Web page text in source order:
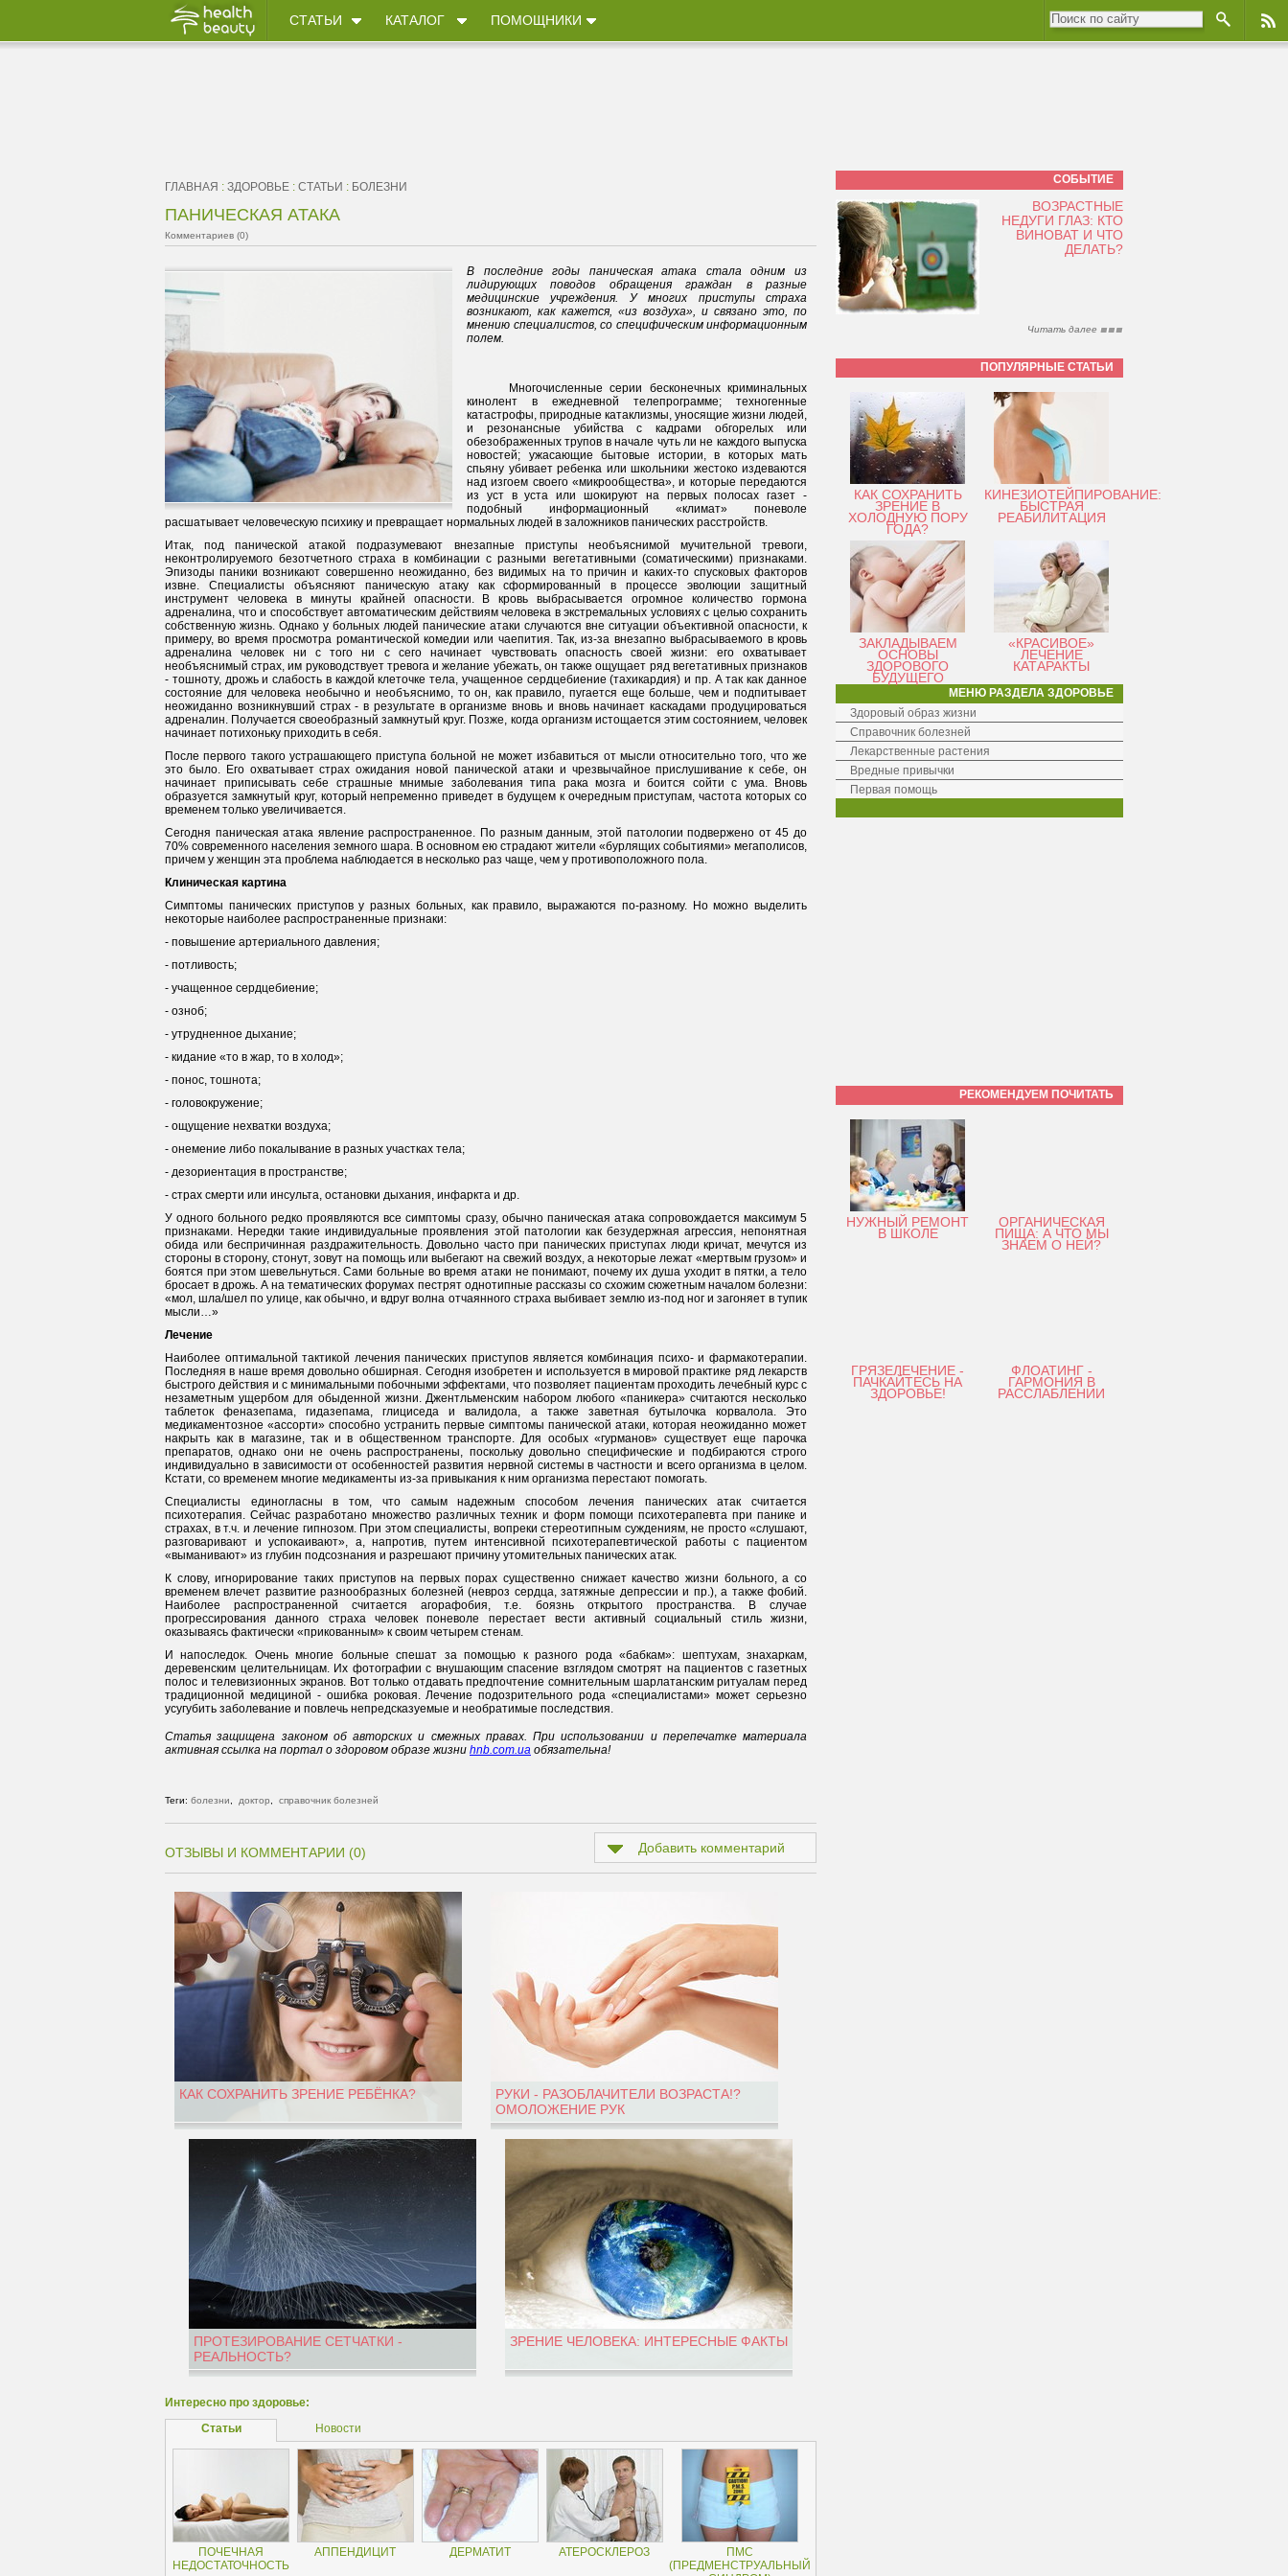
СТАТЬИ КАТАЛОГ ПОМОЩНИКИ
ГЛАВНАЯ : ЗДОРОВЬЕ : СТАТЬИ : БОЛЕЗНИ
ПАНИЧЕСКАЯ АТАКА
Комментариев (0)
В последние годы паническая атака стала одним из
лидирующих поводов обращения граждан в разные
медицинские учреждения. У многих приступы страха
возникают, как кажется, «из воздуха», и связано это, по
мнению специалистов, со специфическим информационным
полем.
Многочисленные серии бесконечных криминальных
кинолент в ежедневной телепрограмме; техногенные
катастрофы, природные катаклизмы, уносящие жизни людей,
и резонансные убийства с кадрами обгорелых или
обезображенных трупов в начале чуть ли не каждого выпуска
новостей; ужасающие бытовые истории, в которых мать
спьяну убивает ребенка или школьники жестоко издеваются
над изгоем своего «микрообщества», и которые передаются
из уст в уста или шокируют на первых полосах газет -
подобный информационный «климат» поневоле
расшатывает человеческую психику и превращает нормальных людей в заложников панических расстройств.
Итак, под панической атакой подразумевают внезапные приступы необъяснимой мучительной тревоги,
неконтролируемого безотчетного страха в комбинации с разными вегетативными (соматическими) признаками.
Эпизоды паники возникают совершенно неожиданно, без видимых на то причин и каких-то спусковых факторов
извне. Специалисты объясняют паническую атаку как сформированный в процессе эволюции защитный
инструмент человека в минуты крайней опасности. В кровь выбрасывается огромное количество гормона
адреналина, что и способствует автоматическим действиям человека в экстремальных условиях с целью сохранить
собственную жизнь. Однако у больных людей панические атаки случаются вне ситуации объективной опасности, к
примеру, во время просмотра романтической комедии или чаепития. Так, из-за внезапно выбрасываемого в кровь
адреналина человек ни с того ни с сего начинает чувствовать опасность своей жизни: его охватывает
необъяснимый страх, им руководствует тревога и желание убежать, он также ощущает ряд вегетативных признаков
- тошноту, дрожь и слабость в каждой клеточке тела, учащенное сердцебиение (тахикардия) и пр. А так как данное
состояние для человека необычно и необъяснимо, то он, как правило, пугается еще больше, чем и подпитывает
неожиданно возникнувший страх - в результате в организме вновь и вновь начинает каскадами продуцироваться
адреналин. Получается своеобразный замкнутый круг. Позже, когда организм истощается этим состоянием, человек
начинает потихоньку приходить в себя.
После первого такого устрашающего приступа больной не может избавиться от мысли относительно того, что же
это было. Его охватывает страх ожидания новой панической атаки и чрезвычайное прислушивание к себе, он
начинает приписывать себе страшные мнимые заболевания типа рака мозга и боится сойти с ума. Вновь
образуется замкнутый круг, который непременно приведет в будущем к очередным приступам, частота которых со
временем только увеличивается.
Сегодня паническая атака явление распространенное. По разным данным, этой патологии подвержено от 45 до
70% современного населения земного шара. В основном ею страдают жители «бурлящих событиями» мегаполисов,
причем у женщин эта проблема наблюдается в несколько раз чаще, чем у противоположного пола.
Клиническая картина
Симптомы панических приступов у разных больных, как правило, выражаются по-разному. Но можно выделить
некоторые наиболее распространенные признаки:
- повышение артериального давления;
- потливость;
- учащенное сердцебиение;
- озноб;
- утрудненное дыхание;
- кидание «то в жар, то в холод»;
- понос, тошнота;
- головокружение;
- ощущение нехватки воздуха;
- онемение либо покалывание в разных участках тела;
- дезориентация в пространстве;
- страх смерти или инсульта, остановки дыхания, инфаркта и др.
У одного больного редко проявляются все симптомы сразу, обычно паническая атака сопровождается максимум 5
признаками. Нередки такие индивидуальные проявления этой патологии как безудержная агрессия, непонятная
обида или беспричинная раздражительность. Довольно часто при панических приступах люди кричат, мечутся из
стороны в сторону, стонут, зовут на помощь или выбегают на свежий воздух, а некоторые лежат «мертвым грузом» и
боятся при этом шевельнуться. Сами больные во время атаки не понимают, почему их душа уходит в пятки, а тело
бросает в дрожь. А на тематических форумах пестрят однотипные рассказы со схожим сюжетным началом болезни:
«мол, шла/шел по улице, как обычно, и вдруг волна отчаянного страха выбивает землю из-под ног и загоняет в тупик
мысли…»
Лечение
Наиболее оптимальной тактикой лечения панических приступов является комбинация психо- и фармакотерапии.
Последняя в наше время довольно обширная. Сегодня изобретен и используется в мировой практике ряд лекарств
быстрого действия и с минимальными побочными эффектами, что позволяет пациентам проходить лечебный курс с
незаметным ущербом для обыденной жизни. Джентльменским набором любого «паникера» считаются несколько
таблеток феназепама, гидазепама, глициседа и валидола, а также заветная бутылочка корвалола. Это
медикаментозное «ассорти» способно устранить первые симптомы панической атаки, которая неожиданно может
накрыть как в магазине, так и в общественном транспорте. Для особых «гурманов» существует еще парочка
препаратов, однако они не очень распространены, поскольку довольно специфические и подбираются строго
индивидуально в зависимости от особенностей развития нервной системы в частности и всего организма в целом.
Кстати, со временем многие медикаменты из-за привыкания к ним организма перестают помогать.
Специалисты единогласны в том, что самым надежным способом лечения панических атак считается
психотерапия. Сейчас разработано множество различных техник и форм помощи психотерапевта при панике и
страхах, в т.ч. и лечение гипнозом. При этом специалисты, вопреки стереотипным суждениям, не просто «слушают,
разговаривают и успокаивают», а, напротив, путем интенсивной психотерапевтической работы с пациентом
«выманивают» из глубин подсознания и разрешают причину утомительных панических атак.
К слову, игнорирование таких приступов на первых порах существенно снижает качество жизни больного, а со
временем влечет развитие разнообразных болезней (невроз сердца, затяжные депрессии и пр.), а также фобий.
Наиболее распространенной считается агорафобия, т.е. боязнь открытого пространства. В случае
прогрессирования данного страха человек поневоле перестает вести активный социальный стиль жизни,
оказываясь фактически «прикованным» к своим четырем стенам.
И напоследок. Очень многие больные спешат за помощью к разного рода «бабкам»: шептухам, знахаркам,
деревенским целительницам. Их фотографии с внушающим спасение взглядом смотрят на пациентов с газетных
полос и телевизионных экранов. Вот только отдавать предпочтение сомнительным шарлатанским ритуалам перед
традиционной медициной - ошибка роковая. Лечение подозрительного рода «специалистами» может серьезно
усугубить заболевание и повлечь непредсказуемые и необратимые последствия.
Статья защищена законом об авторских и смежных правах. При использовании и перепечатке материала
активная ссылка на портал о здоровом образе жизни hnb.com.ua обязательна!
Теги: болезни доктор справочник болезней
ОТЗЫВЫ И КОММЕНТАРИИ (0) Добавить комментарий
КАК СОХРАНИТЬ ЗРЕНИЕ РЕБЁНКА?
РУКИ - РАЗОБЛАЧИТЕЛИ ВОЗРАСТА!?
ОМОЛОЖЕНИЕ РУК
ПРОТЕЗИРОВАНИЕ СЕТЧАТКИ -
РЕАЛЬНОСТЬ?
ЗРЕНИЕ ЧЕЛОВЕКА: ИНТЕРЕСНЫЕ ФАКТЫ
Интересно про здоровье:
Статьи
Новости
ПОЧЕЧНАЯ
НЕДОСТАТОЧНОСТЬ
АППЕНДИЦИТ ДЕРМАТИТ АТЕРОСКЛЕРОЗ
ПМС
(ПРЕДМЕНСТРУАЛЬНЫЙ
СОБЫТИЕ
ВОЗРАСТНЫЕ
НЕДУГИ ГЛАЗ: КТО
ВИНОВАТ И ЧТО
ДЕЛАТЬ?
Читать далее
ПОПУЛЯРНЫЕ СТАТЬИ
КАК СОХРАНИТЬ
ЗРЕНИЕ В
ХОЛОДНУЮ ПОРУ
ГОДА?
КИНЕЗИОТЕЙПИРОВАНИЕ:
БЫСТРАЯ
РЕАБИЛИТАЦИЯ
ЗАКЛАДЫВАЕМ
ОСНОВЫ
ЗДОРОВОГО
БУДУЩЕГО
«КРАСИВОЕ»
ЛЕЧЕНИЕ
КАТАРАКТЫ
МЕНЮ РАЗДЕЛА ЗДОРОВЬЕ
Здоровый образ жизни
Справочник болезней
Лекарственные растения
Вредные привычки
Первая помощь
РЕКОМЕНДУЕМ ПОЧИТАТЬ
НУЖНЫЙ РЕМОНТ
В ШКОЛЕ
ОРГАНИЧЕСКАЯ
ПИЩА: А ЧТО МЫ
ЗНАЕМ О НЕЙ?
ГРЯЗЕЛЕЧЕНИЕ -
ПАЧКАЙТЕСЬ НА
ЗДОРОВЬЕ!
ФЛОАТИНГ -
ГАРМОНИЯ В
РАССЛАБЛЕНИИ